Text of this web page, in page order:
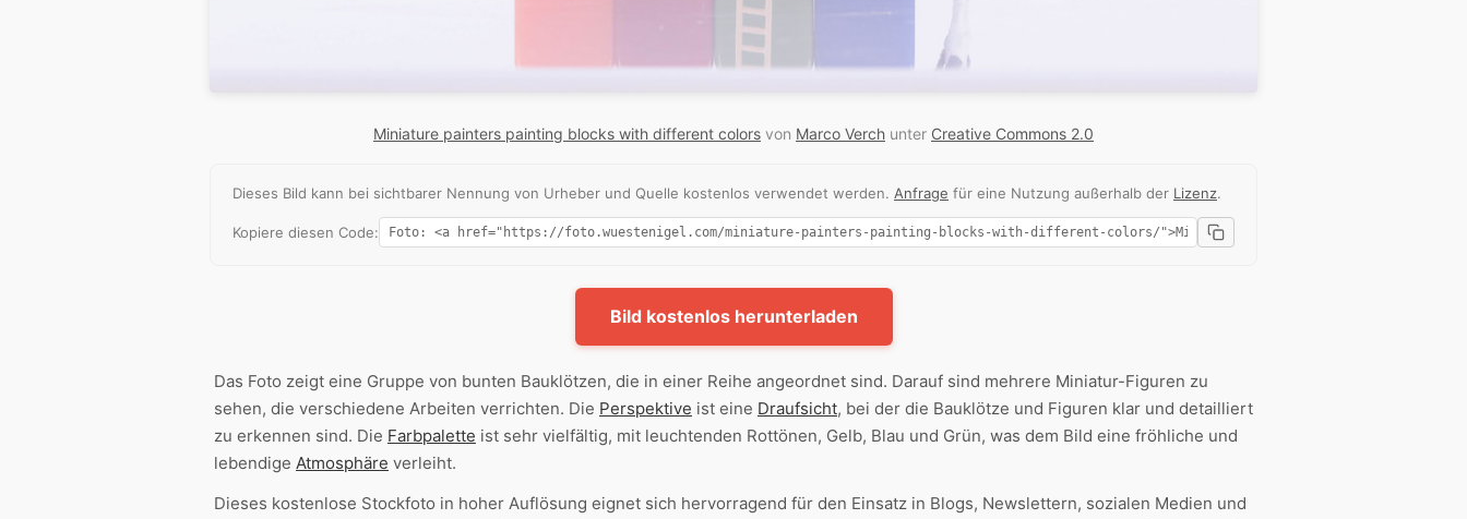
Miniature painters painting blocks with different colors von Marco Verch unter Creative Commons 2.0
Dieses Bild kann bei sichtbarer Nennung von Urheber und Quelle kostenlos verwendet werden. Anfrage für eine Nutzung außerhalb der Lizenz.
Kopiere diesen Code:
Bild kostenlos herunterladen
Das Foto zeigt eine Gruppe von bunten Bauklötzen, die in einer Reihe angeordnet sind. Darauf sind mehrere Miniatur-Figuren zu
sehen, die verschiedene Arbeiten verrichten. Die Perspektive ist eine Draufsicht, bei der die Bauklötze und Figuren klar und detailliert
zu erkennen sind. Die Farbpalette ist sehr vielfältig, mit leuchtenden Rottönen, Gelb, Blau und Grün, was dem Bild eine fröhliche und
lebendige Atmosphäre verleiht.
Dieses kostenlose Stockfoto in hoher Auflösung eignet sich hervorragend für den Einsatz in Blogs, Newslettern, sozialen Medien und